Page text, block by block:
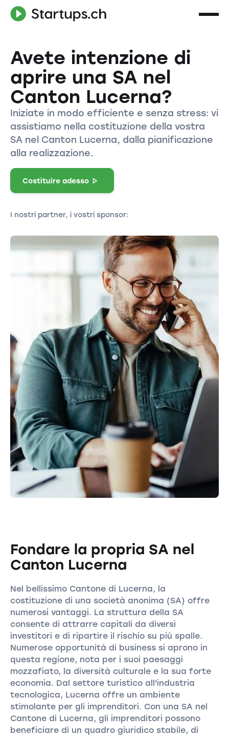
Avete intenzione di
aprire una SA nel
Canton Lucerna?
Iniziate in modo efficiente e senza stress: vi
assistiamo nella costituzione della vostra
SA nel Canton Lucerna, dalla pianificazione
alla realizzazione.
Costituire adesso
I nostri partner, i vostri sponsor:
Fondare la propria SA nel
Canton Lucerna
Nel bellissimo Cantone di Lucerna, la
costituzione di una società anonima (SA) offre
numerosi vantaggi. La struttura della SA
consente di attrarre capitali da diversi
investitori e di ripartire il rischio su più spalle.
Numerose opportunità di business si aprono in
questa regione, nota per i suoi paesaggi
mozzafiato, la diversità culturale e la sua forte
economia. Dal settore turistico all'industria
tecnologica, Lucerna offre un ambiente
stimolante per gli imprenditori. Con una SA nel
Cantone di Lucerna, gli imprenditori possono
beneficiare di un quadro giuridico stabile, di